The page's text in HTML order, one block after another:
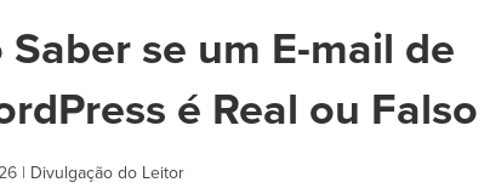
se um E-mail de
é Real ou Falso
| Divulgação do Leitor